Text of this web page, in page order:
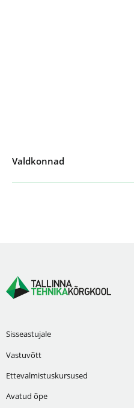
Valdkonnad
Sisseastujale
Vastuvõtt
Ettevalmistuskursused
Avatud õpe